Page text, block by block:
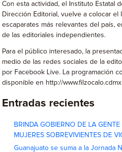
Con esta actividad, el Instituto Estatal
Dirección Editorial, vuelve a colocar
escaparates más relevantes del país,
de las editoriales independientes.
Para el público interesado, la
medio de las redes sociales de la
por Facebook Live. La programación
disponible en http://
Entradas recientes
BRINDA GOBIERNO DE LA
MUJERES SOBREVIVIENTES DE
Guanajuato se suma a la Jornada